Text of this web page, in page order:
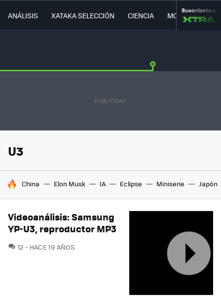
ANÁLISIS XATAKA SELECCIÓN CIENCIA MOVILIDAD
Suscríbete a
U3
HOY SE HABLA DE
China Elon Musk IA Eclipse Miniserie Japón
Videoanálisis: Samsung
YP-U3, reproductor MP3
12 COMENTARIOS
HACE 19 AÑOS